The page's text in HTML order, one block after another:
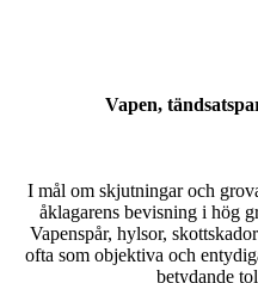
Vapen,
I mål om skjutningar och
åklagarens bevisning i hög
Vapenspår, hylsor,
ofta som objektiva och
betydande